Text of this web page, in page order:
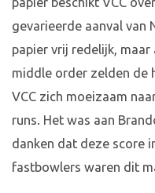
gevarieerde aanval van
papier vrij redelijk, maar
middle order zelden de
VCC zich moeizaam
runs. Het was aan
danken dat deze score
fastbowlers waren dit